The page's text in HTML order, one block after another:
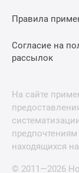
Правила
Согласие на
рассылок
На сайте
предпочтениям
находящихся
© 2011—2026